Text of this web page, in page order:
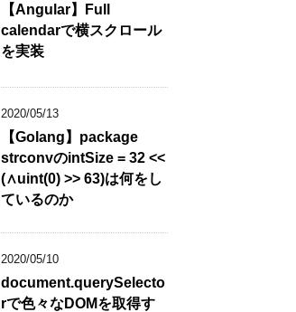
【Angular】Full
calendarで横スクロール
を実装
2020/05/13
【Golang】package
strconvのintSize = 32 <<
(∧uint(0) >> 63)は何をし
ているのか
2020/05/10
document.querySelecto
rで色々なDOMを取得す